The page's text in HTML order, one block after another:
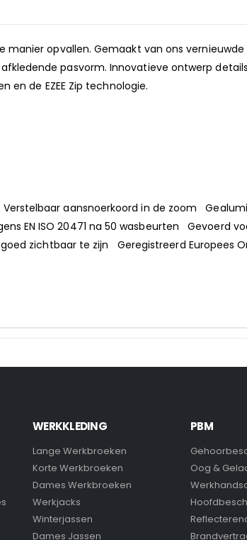
opvallen. Gemaakt van ons vernieuwde
pasvorm. Innovatieve ontwerp
en de EZEE Zip technologie.
aansnoerkoord in de zoom
EN ISO 20471 na 50 wasbeurten Gevoerd
zichtbaar te zijn Geregistreerd Europees
WERKKLEDING
Lange Werkbroeken
Korte Werkbroeken
Dames Werkbroeken
Werkjacks
Winterjassen
Dames Jassen
PBM
Oog &